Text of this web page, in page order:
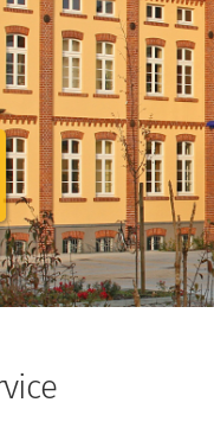
BONUS
INFORMATIONEN